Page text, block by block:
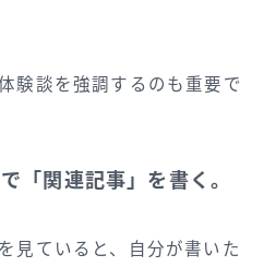
験談を強調するのも重要で
「関連記事」を書く。
見ていると、自分が書いた